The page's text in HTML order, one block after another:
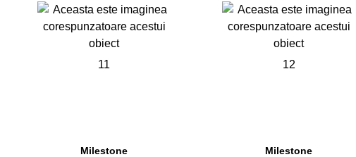
11
Milestone
12
Milestone